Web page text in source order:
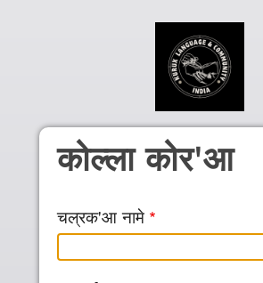
कोल्ला कोर'आ
चल्रक'आ नामे